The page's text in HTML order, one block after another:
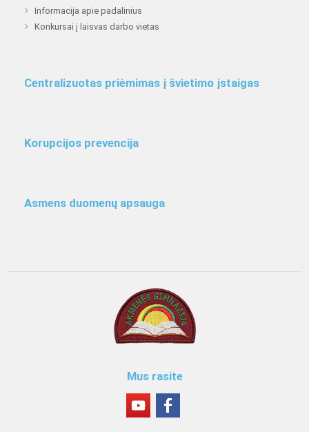
Informacija apie padalinius
Konkursai į laisvas darbo vietas
Centralizuotas priėmimas į švietimo įstaigas
Korupcijos prevencija
Asmens duomenų apsauga
Mus rasite